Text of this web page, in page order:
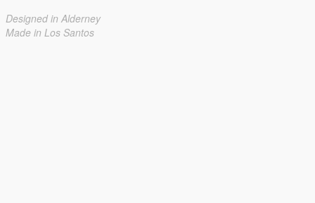
Designed in Alderney
Made in Los Santos